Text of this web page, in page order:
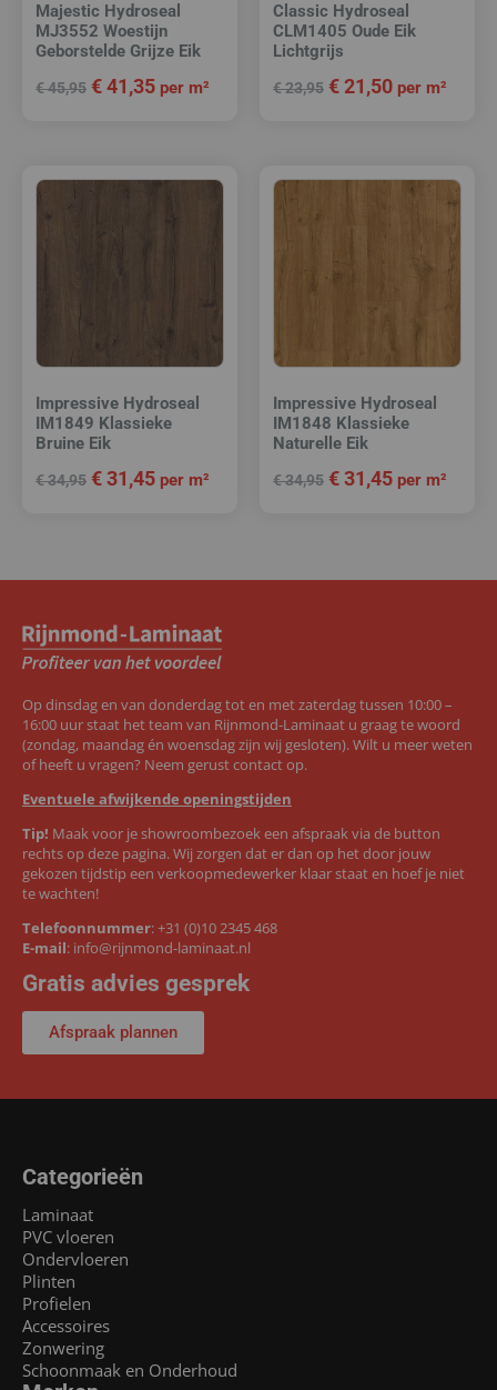
Majestic Hydroseal
MJ3552 Woestijn
Geborstelde Grijze Eik
€45,95 €41,35 per m²
Classic Hydroseal
CLM1405 Oude Eik
Lichtgrijs
€23,95 €21,50 per m²
Impressive Hydroseal
IM1849 Klassieke
Bruine Eik
€34,95 €31,45 per m²
Impressive Hydroseal
IM1848 Klassieke
Naturelle Eik
€34,95 €31,45 per m²
Op dinsdag en van donderdag tot en met zaterdag tussen 10:00 –
16:00 uur staat het team van Rijnmond-Laminaat u graag te woord
(zondag, maandag én woensdag zijn wij gesloten). Wilt u meer weten
of heeft u vragen? Neem gerust contact op.
Eventuele afwijkende openingstijden
Tip! Maak voor je showroombezoek een afspraak via de button
rechts op deze pagina. Wij zorgen dat er dan op het door jouw
gekozen tijdstip een verkoopmedewerker klaar staat en hoef je niet
te wachten!
Telefoonnummer:+31 (0)10 2345 468
E-mail: info@rijnmond-laminaat.nl
Gratis advies gesprek
Afspraak plannen
Categorieën
Laminaat
PVC vloeren
Ondervloeren
Plinten
Profielen
Accessoires
Zonwering
Schoonmaak en Onderhoud